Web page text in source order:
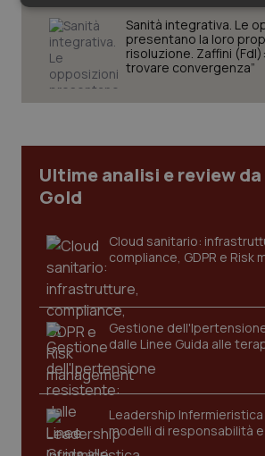
Tumori gastrointestinali
Ulcera & Reflusso
Sanità integrativa. Le
presentano la loro
risoluzione. Zaffini
trovare convergenza”
Ultime analisi e review da
Gold
Cloud sanitario:
compliance, GDPR e Risk
Gestione
dalle Linee Guida alle
Leadership
modelli di responsabilità
Necessari Statistici
I cookie necessari contribuiscono a
sito web abilitandone funzionalità di
navigazione sulle pagine e l'accesso alle
Nome